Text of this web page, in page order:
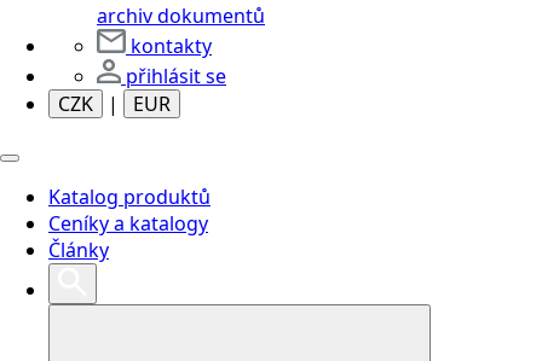
archiv dokumentů
kontakty
přihlásit se
CZK
| EUR
Katalog produktů
Ceníky a katalogy
Články
Search